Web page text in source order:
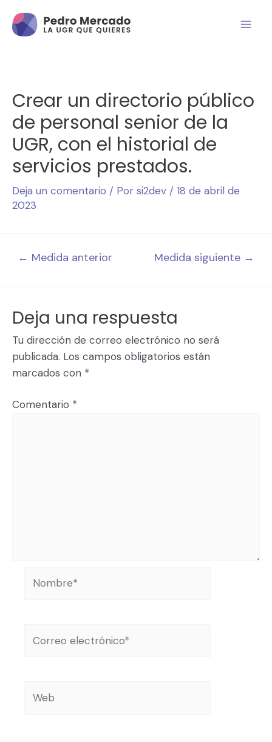
Crear un directorio público
de personal senior de la
UGR, con el historial de
servicios prestados.
Deja un comentario / Por si2dev / 18 de abril de
2023
← Medida anterior Medida siguiente →
Deja una respuesta
Tu dirección de correo electrónico no será
publicada. Los campos obligatorios están
marcados con *
Comentario *